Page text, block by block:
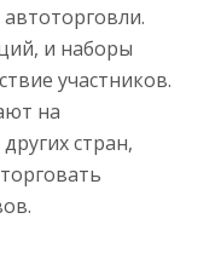
и наборы
участников.
на
стран,